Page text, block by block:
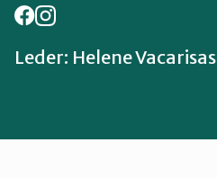
Leder: Helene Vacarisas